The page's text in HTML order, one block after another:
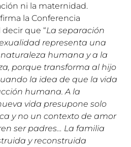
ni la maternidad.
la Conferencia
decir que “La separación
representa una
humana y a la
porque transforma al hijo
la idea de que la vida
humana. A la
vida presupone solo
y no un contexto de amor
ser padres… La familia
y reconstruida